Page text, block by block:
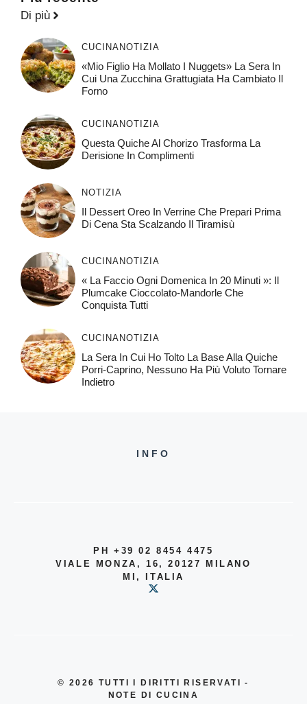
Di più
CUCINANOTIZIA
«Mio Figlio Ha Mollato I Nuggets» La Sera In
Cui Una Zucchina Grattugiata Ha Cambiato Il
Forno
CUCINANOTIZIA
Questa Quiche Al Chorizo ​​trasforma La
Derisione In Complimenti
NOTIZIA
Il Dessert Oreo In Verrine Che Prepari Prima
Di Cena Sta Scalzando Il Tiramisù
CUCINANOTIZIA
« La Faccio Ogni Domenica In 20 Minuti »: Il
Plumcake Cioccolato-Mandorle Che
Conquista Tutti
CUCINANOTIZIA
La Sera In Cui Ho Tolto La Base Alla Quiche
Porri-Caprino, Nessuno Ha Più Voluto Tornare
Indietro
INFO
PH +39 02 8454 4475
VIALE MONZA, 16, 20127 MILANO
MI, ITALIA
© 2026 TUTTI I DIRITTI RISERVATI -
NOTE DI CUCINA